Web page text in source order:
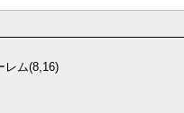
レム(8,16)